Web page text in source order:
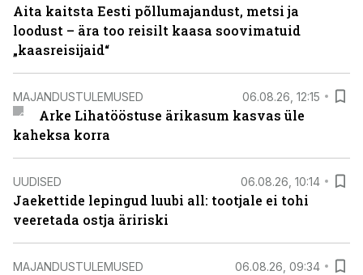
Aita kaitsta Eesti põllumajandust, metsi ja
loodust – ära too reisilt kaasa soovimatuid
„kaasreisijaid“
MAJANDUSTULEMUSED 06.08.26, 12:15
Arke Lihatööstuse ärikasum kasvas üle
kaheksa korra
UUDISED 06.08.26, 10:14
Jaekettide lepingud luubi all: tootjale ei tohi
veeretada ostja äririski
MAJANDUSTULEMUSED 06.08.26, 09:34